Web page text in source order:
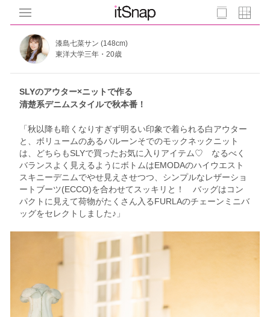
漆島七菜サン (148cm)
東洋大学三年・20歳
SLYのアウター×ニットで作る
清楚系デニムスタイルで秋本番！
「秋以降も暗くなりすぎず明るい印象で着られる白アウター
と、ボリュームのあるバルーンそでのモックネックニット
は、どちらもSLYで買ったお気に入りアイテム♡ なるべく
バランスよく見えるようにボトムはEMODAのハイウエスト
スキニーデニムでやせ見えさせつつ、シンプルなレザーショ
ートブーツ(ECCO)を合わせてスッキリと！ バッグはコン
パクトに見えて荷物がたくさん入るFURLAのチェーンミニバ
ッグをセレクトしました♪」